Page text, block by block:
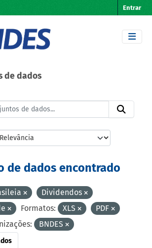
Entrar
de dados
de dados encontrado
Dividendos
Formatos: XLS
PDF
BNDES